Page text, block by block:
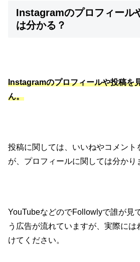
Instagramのプロフィール
は分かる？
Instagramのプロフィールや投稿を
ん。
投稿に関しては、いいねやコメント
が、プロフィールに関しては分かり
YouTubeなどのでFollowlyで誰が見
う広告が流れていますが、実際には
けてください。